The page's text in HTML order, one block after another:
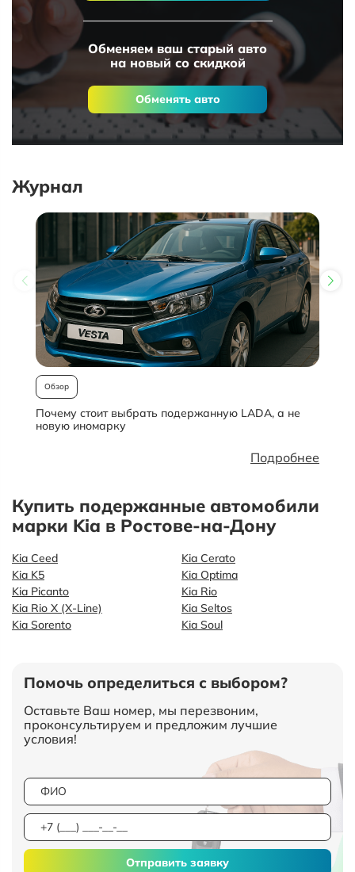
Обменяем ваш старый авто
на новый со скидкой
Обменять авто
Журнал
Обзор
Почему стоит выбрать подержанную LADA, а не
новую иномарку
Подробнее
Купить подержанные автомобили
марки Kia в Ростове-на-Дону
Kia Ceed
Kia Cerato
Kia K5
Kia Optima
Kia Picanto
Kia Rio
Kia Rio X (X-Line)
Kia Seltos
Kia Sorento
Kia Soul
Помочь определиться с выбором?
Оставьте Ваш номер, мы перезвоним,
проконсультируем и предложим лучшие
условия!
Отправить заявку